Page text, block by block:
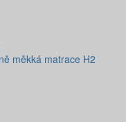
měkká matrace H2